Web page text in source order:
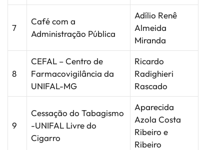
7
Café com a
Administração Pública
Adílio Renê
Almeida
Miranda
8
CEFAL – Centro de
Farmacovigilância da
UNIFAL-MG
Ricardo
Radighieri
Rascado
9
Cessação do Tabagismo
-UNIFAL Livre do
Cigarro
Aparecida
Azola Costa
Ribeiro e
Ribeiro